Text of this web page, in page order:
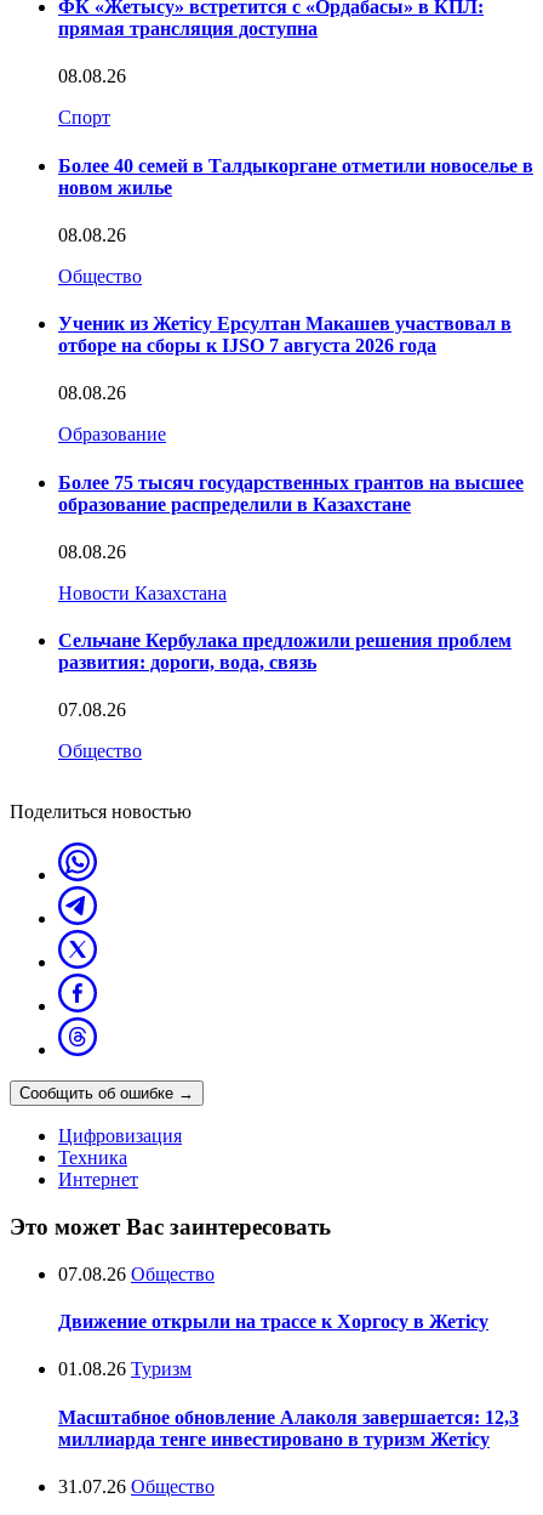
ФК «Жетысу» встретится с «Ордабасы» в КПЛ:
прямая трансляция доступна
08.08.26
Спорт
Более 40 семей в Талдыкоргане отметили новоселье в
новом жилье
08.08.26
Общество
Ученик из Жетісу Ерсултан Макашев участвовал в
отборе на сборы к IJSO 7 августа 2026 года
08.08.26
Образование
Более 75 тысяч государственных грантов на высшее
образование распределили в Казахстане
08.08.26
Новости Казахстана
Сельчане Кербулака предложили решения проблем
развития: дороги, вода, связь
07.08.26
Общество
Поделиться новостью
Сообщить об ошибке →
Цифровизация
Техника
Интернет
Это может Вас заинтересовать
07.08.26 Общество
Движение открыли на трассе к Хоргосу в Жетісу
01.08.26 Туризм
Масштабное обновление Алаколя завершается: 12,3
миллиарда тенге инвестировано в туризм Жетісу
31.07.26 Общество